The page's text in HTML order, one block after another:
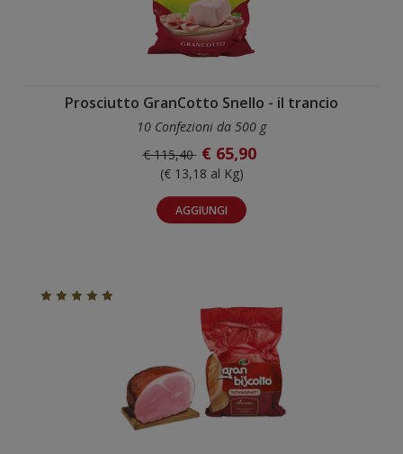
Prosciutto GranCotto Snello - il trancio
10 Confezioni da 500 g
€ 115,40 € 65,90
(€ 13,18 al Kg)
AGGIUNGI